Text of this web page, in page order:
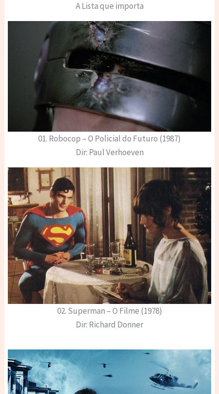
A Lista que importa
01. Robocop – O Policial do Futuro (1987)
Dir: Paul Verhoeven
02. Superman – O Filme (1978)
Dir: Richard Donner